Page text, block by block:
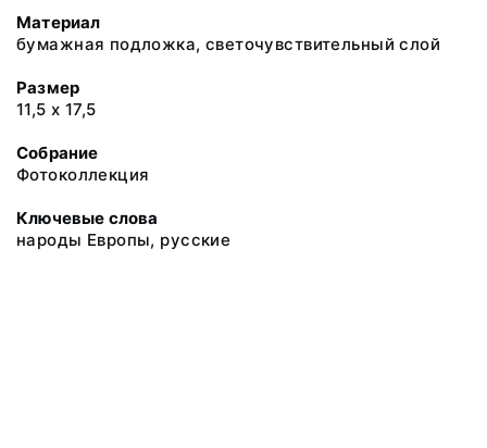
Материал
бумажная подложка, светочувствительный слой
Размер
11,5 х 17,5
Собрание
Фотоколлекция
Ключевые слова
народы Европы, русские